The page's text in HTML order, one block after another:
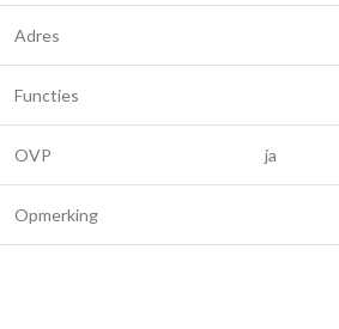
Adres
Functies
OVP ja
Opmerking